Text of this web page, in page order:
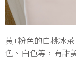
黃+粉色的白桃冰
色、白色等，有甜